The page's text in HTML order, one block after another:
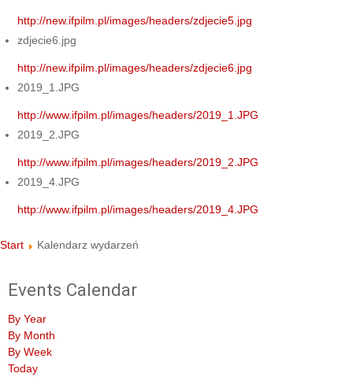
http://new.ifpilm.pl/images/headers/zdjecie5.jpg
zdjecie6.jpg
http://new.ifpilm.pl/images/headers/zdjecie6.jpg
2019_1.JPG
http://www.ifpilm.pl/images/headers/2019_1.JPG
2019_2.JPG
http://www.ifpilm.pl/images/headers/2019_2.JPG
2019_4.JPG
http://www.ifpilm.pl/images/headers/2019_4.JPG
Start Kalendarz wydarzeń
Events Calendar
By Year
By Month
By Week
Today